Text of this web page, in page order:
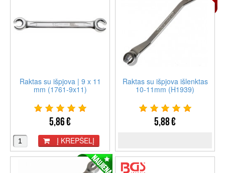
Raktas su išpjova | 9 x 11
mm (1761-9x11)
5,86 €
Į KREPŠELĮ
Raktas su išpjova išlenktas
10-11mm (H1939)
5,88 €